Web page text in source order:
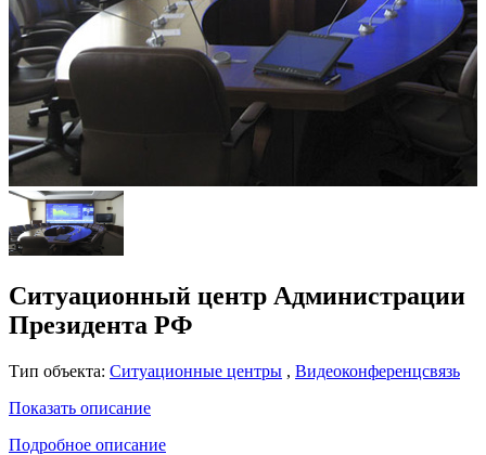
Ситуационный центр Администрации
Президента РФ
Тип объекта: Ситуационные центры , Видеоконференцсвязь
Показать описание
Подробное описание